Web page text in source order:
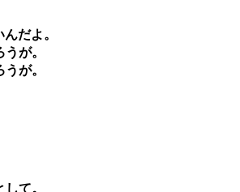
だよ。
が。
が。
て。